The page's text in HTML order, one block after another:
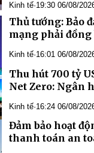
Kinh tế·19:30 06/08/
Thủ tướng: Bảo
mạng phải đồng
Kinh tế·16:01 06/08/
Thu hút 700 tỷ
Net Zero: Ngân
Kinh tế·16:24 06/08/
Đảm bảo hoạt
thanh toán an